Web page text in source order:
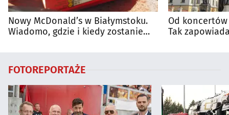
Nowy McDonald’s w Białymstoku.
Wiadomo, gdzie i kiedy zostanie
Od
Tak
FOTOREPORTAŻE